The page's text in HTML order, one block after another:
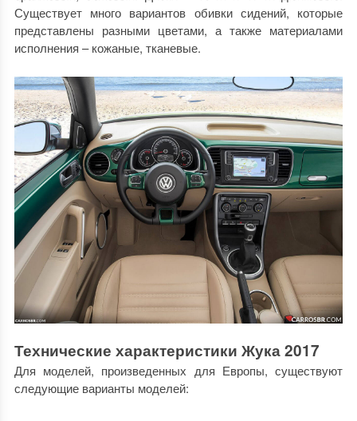
Существует много вариантов обивки сидений, которые
представлены разными цветами, а также материалами
исполнения – кожаные, тканевые.
Технические характеристики Жука 2017
Для моделей, произведенных для Европы, существуют
следующие варианты моделей: